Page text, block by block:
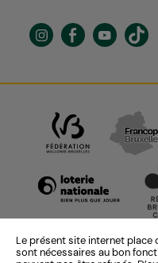
Le présent site internet place
sont nécessaires au bon